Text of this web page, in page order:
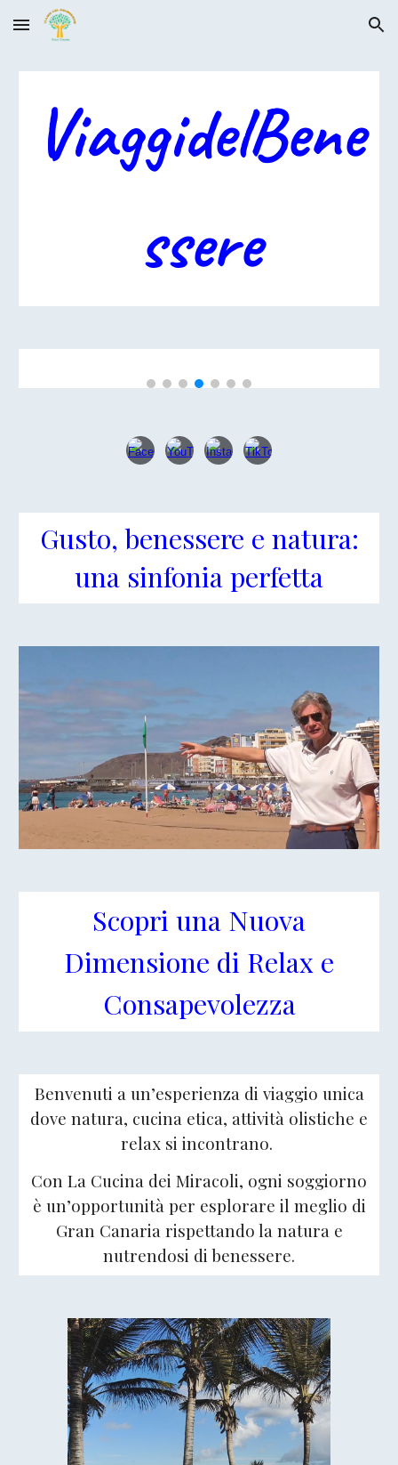
Skip to main content Skip to navigation
ViaggidelBene
ssere
Gusto, benessere e natura:
una sinfonia perfetta
Scopri una Nuova
Dimensione di Relax e
Consapevolezza
Benvenuti a un’esperienza di viaggio unica
dove natura, cucina etica, attività olistiche e
relax si incontrano.
Con La Cucina dei Miracoli, ogni soggiorno
è un’opportunità per esplorare il meglio di
Gran Canaria rispettando la natura e
nutrendosi di benessere.